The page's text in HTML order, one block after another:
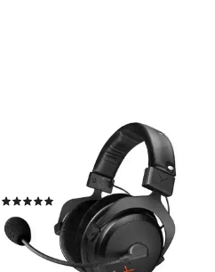
MMX 300 PRO Gaming-Headset
Verbindung
Sitzart
(2)
299,00 €
14,85 €
mtl. in 24 Raten
lieferbar - in 2-3 Werktagen bei dir